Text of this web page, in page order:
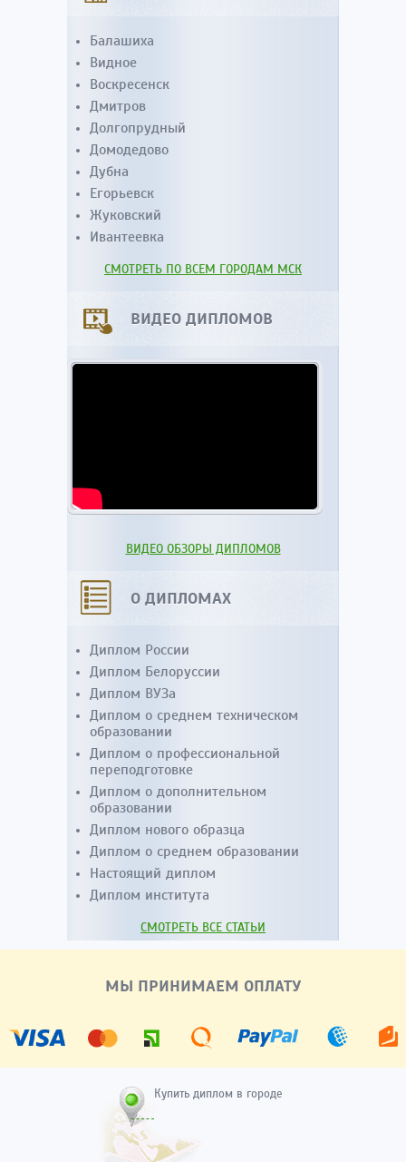
Балашиха
Видное
Воскресенск
Дмитров
Долгопрудный
Домодедово
Дубна
Егорьевск
Жуковский
Ивантеевка
СМОТРЕТЬ ПО ВСЕМ ГОРОДАМ МСК
ВИДЕО ДИПЛОМОВ
ВИДЕО ОБЗОРЫ ДИПЛОМОВ
О ДИПЛОМАХ
Диплом России
Диплом Белоруссии
Диплом ВУЗа
Диплом о среднем техническом
образовании
Диплом о профессиональной
переподготовке
Диплом о дополнительном
образовании
Диплом нового образца
Диплом о среднем образовании
Настоящий диплом
Диплом института
СМОТРЕТЬ ВСЕ СТАТЬИ
МЫ ПРИНИМАЕМ ОПЛАТУ
Купить диплом в городе